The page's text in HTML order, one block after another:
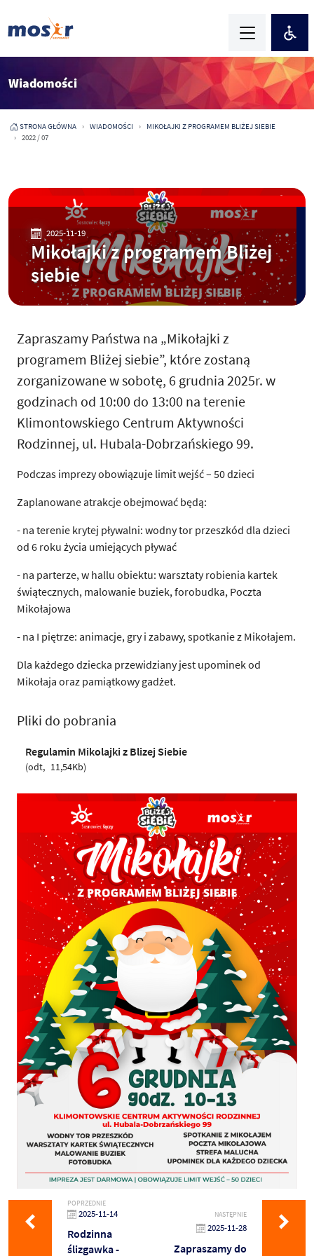
Wiadomości
STRONA GŁÓWNA WIADOMOŚCI
MIKOŁAJKI Z PROGRAMEM BLIŻEJ SIEBIE
2022 / 07
2025-11-19
Mikołajki z programem Bliżej
siebie
Zapraszamy Państwa na „Mikołajki z
programem Bliżej siebie”, które zostaną
zorganizowane w sobotę, 6 grudnia 2025r. w
godzinach od 10:00 do 13:00 na terenie
Klimontowskiego Centrum Aktywności
Rodzinnej, ul. Hubala-Dobrzańskiego 99.
Podczas imprezy obowiązuje limit wejść – 50 dzieci
Zaplanowane atrakcje obejmować będą:
- na terenie krytej pływalni: wodny tor przeszkód dla dzieci
od 6 roku życia umiejących pływać
- na parterze, w hallu obiektu: warsztaty robienia kartek
świątecznych, malowanie buziek, forobudka, Poczta
Mikołajowa
- na I piętrze: animacje, gry i zabawy, spotkanie z Mikołajem.
Dla każdego dziecka przewidziany jest upominek od
Mikołaja oraz pamiątkowy gadżet.
Pliki do pobrania
Regulamin Mikolajki z Blizej Siebie
odt 11,54Kb
POPRZEDNIE
2025-11-14
Rodzinna
ślizgawka -
NASTĘPNIE
2025-11-28
Zapraszamy do